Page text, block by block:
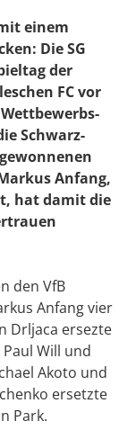
einem
Die SG
der
FC vor
Schwarz-
Anfang,
hat damit die
den VfB
Anfang vier
Drljaca ersezte
Will und
Akoto und
ersetzte
Park.